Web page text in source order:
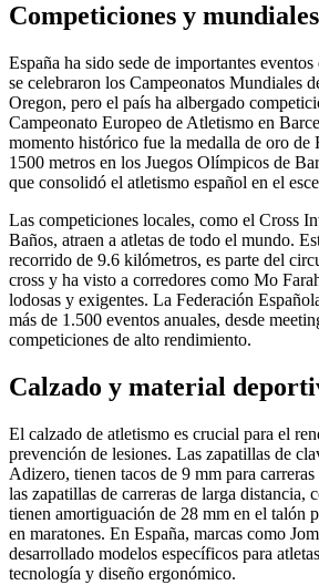
Competiciones y mundiales
España ha sido sede de importantes
se celebraron los Campeonatos Mundiales
Oregon, pero el país ha albergado
Campeonato Europeo de Atletismo en
momento histórico fue la medalla de oro de
1500 metros en los Juegos Olímpicos de
que consolidó el atletismo español en el
Las competiciones locales, como el Cross
Baños, atraen a atletas de todo el mundo.
recorrido de 9.6 kilómetros, es parte del
cross y ha visto a corredores como Mo
lodosas y exigentes. La Federación
más de 1.500 eventos anuales, desde
competiciones de alto rendimiento.
Calzado y material
El calzado de atletismo es crucial para el
prevención de lesiones. Las zapatillas de
Adizero, tienen tacos de 9 mm para
las zapatillas de carreras de larga distancia,
tienen amortiguación de 28 mm en el talón
en maratones. En España, marcas como
desarrollado modelos específicos para
tecnología y diseño ergonómico.